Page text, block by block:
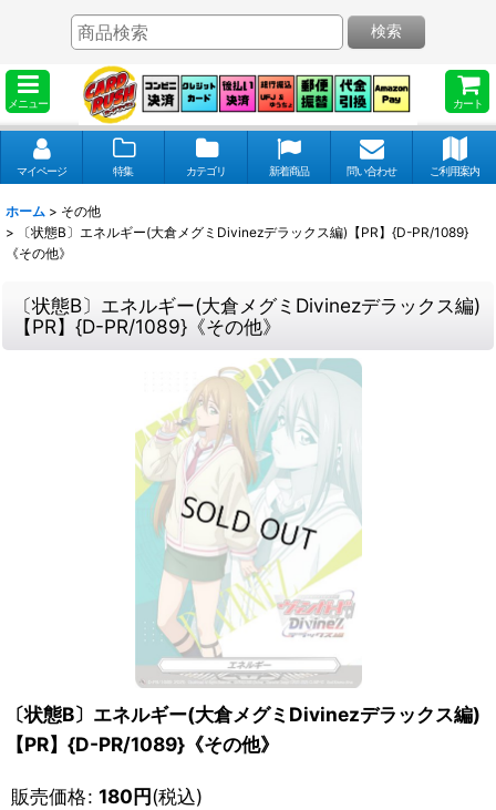
メニュー カート
検索
マイページ 特集 カテゴリ 新着商品 問い合わせ ご利用案内
ホーム > その他
>
〔状態B〕エネルギー(大倉メグミDivinezデラックス編)【PR】{D-PR/1089}
《その他》
〔状態B〕エネルギー(大倉メグミDivinezデラックス編)
【PR】{D-PR/1089}《その他》
〔状態B〕エネルギー(大倉メグミDivinezデラックス編)
【PR】{D-PR/1089}《その他》
販売価格: 180円(税込)